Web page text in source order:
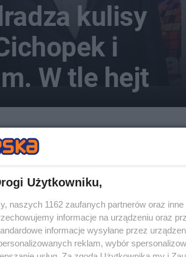
kulisy
i
W tle hejt
Użytkowniku,
naszych 1162 zaufanych partnerów oraz
informacje na urządzeniu oraz
informacje wysyłane przez
reklam, wybór